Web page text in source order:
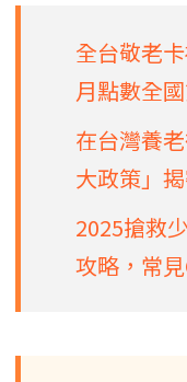
全台敬老
月點數全
在台灣養
大政策」
2025搶救
攻略，常